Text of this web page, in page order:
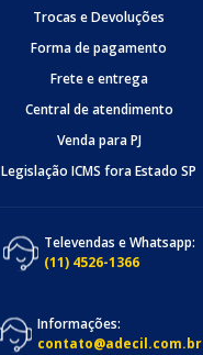
Trocas e Devoluções
Forma de pagamento
Frete e entrega
Central de atendimento
Venda para PJ
Legislação ICMS fora Estado SP
Televendas e Whatsapp:
(11) 4526-1366
Informações:
contato@adecil.com.br